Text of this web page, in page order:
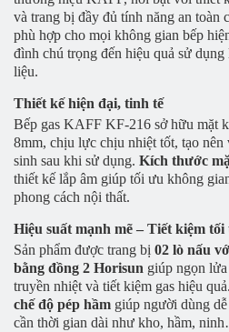
và trang bị đầy đủ tính năng an toàn
phù hợp cho mọi không gian bếp
đình chú trọng đến hiệu quả sử
liệu.
Thiết kế hiện đại, tinh tế
Bếp gas KAFF KF-216 sở hữu mặt
8mm, chịu lực chịu nhiệt tốt, tạo nên
sinh sau khi sử dụng. Kích thước
thiết kế lắp âm giúp tối ưu không
phong cách nội thất.
Hiệu suất mạnh mẽ – Tiết kiệm tối
Sản phẩm được trang bị 02 lò nấu
bằng đồng 2 Horisun giúp ngọn
truyền nhiệt và tiết kiệm gas hiệu
chế độ pép hầm giúp người dùng
cần thời gian dài như kho, hầm,